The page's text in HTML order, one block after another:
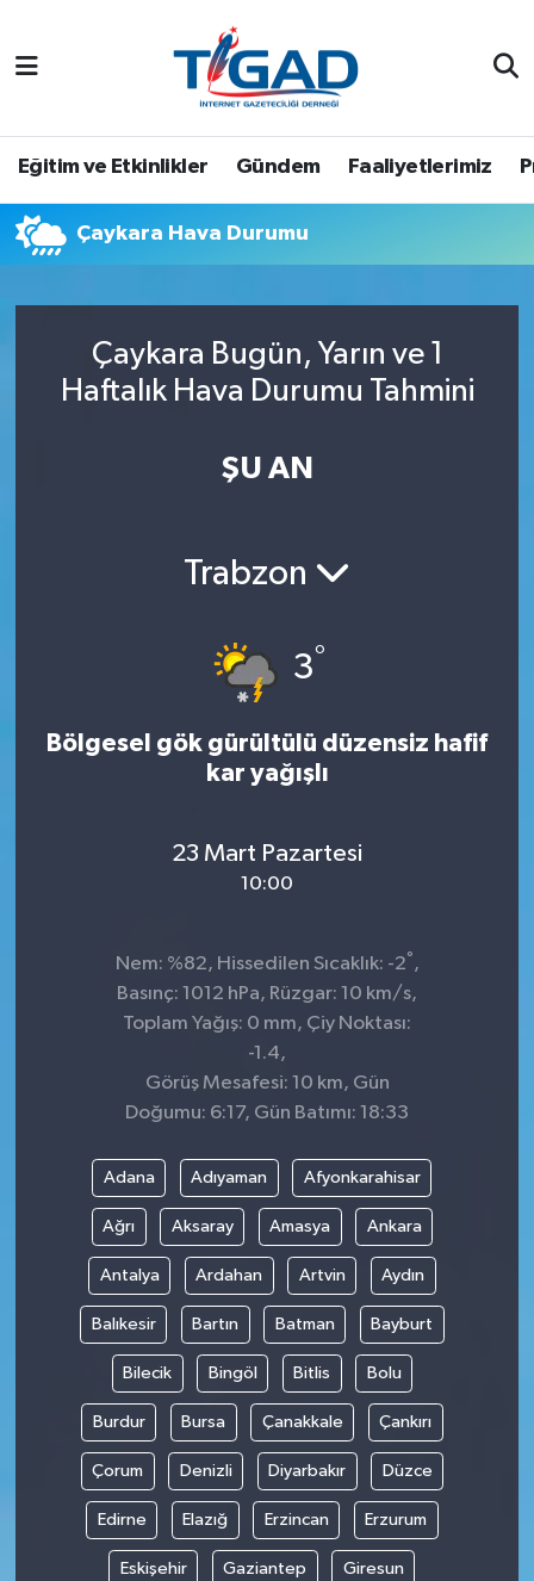
Eğitim ve Etkinlikler Gündem Faaliyetlerimiz
Çaykara Hava Durumu
Çaykara Bugün, Yarın ve 1
Haftalık Hava Durumu Tahmini
ŞU AN
Trabzon
3°
Bölgesel gök gürültülü düzensiz hafif
kar yağışlı
23 Mart Pazartesi
10:00
Nem: %82, Hissedilen Sıcaklık: -2° ,
Basınç: 1012 hPa, Rüzgar: 10 km/s,
Toplam Yağış: 0 mm, Çiy Noktası:
-1.4,
Görüş Mesafesi: 10 km, Gün
Doğumu: 6:17, Gün Batımı: 18:33
Adana Adıyaman Afyonkarahisar
Ağrı Aksaray Amasya Ankara
Antalya Ardahan Artvin Aydın
Balıkesir Bartın Batman Bayburt
Bilecik Bingöl Bitlis Bolu
Burdur Bursa Çanakkale Çankırı
Çorum Denizli Diyarbakır Düzce
Edirne Elazığ Erzincan Erzurum
Eskişehir Gaziantep Giresun
Nöbetçi Eczaneler
Tüm Manşetler
Son Dakika Haberleri